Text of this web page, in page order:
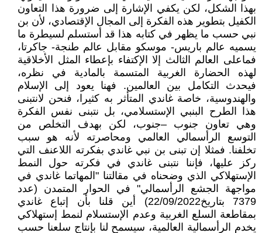
بهذا الشكل، لكن يكفي الإشارة إلى ضرورة هذا التعاون
الكفيل بتطوير هذه الفكرة إلى المجال الإقتصادي، لأن بن
نبي حسب ما يظهر في كتابه هذا قد أستسلم لسيطرة ما
يسميه عالم باريس- موسكو مقابل عالم طنجة- جاكرتا،
فماعلى العالم الثالث إلا الإكتفاء بإعطاء المثل الأخلاقية
لهذه الحضارة الغربية المتسمة بالمادية في نظره،
فيحدث التكامل بين العالمين. فهنا يعود إلى الإسلام
والهندوسية، خاصة غاندي المتأثر به كثيرا، فنحن لانتبنى
هذا الطرح البنبي الإستسلامي، بل نتبنى نفس الفكرة
وهي تعاون جنوب –جنوب، لكن بهدف التخلص من
التوسع الرأسمالي العالمي ومحاصرته لأنه هو سبب
تخلفنا. فمثلا إن تبنى بن نبي غاندي بفكرته اللاعنف التي
ركز عليها، فإننا نتبنى غاندي في فكرته حول النمط
الإستهلاكي الذي وضحناه في مقالتنا "المهاتما غاندي في
مواجهة الجشع الرأسمالي" في الحوار المتمدن (عدد
7379 بتاريخ22/09/2022) أين قلنا بأن إتباع غاندي
بمقاطعة السلع الغربية وعدم الإستسلام لنمط إستهلاكي
يخدم الرأسمالية العالمية، سيسمح لنا بإنتاج سلعنا حسب